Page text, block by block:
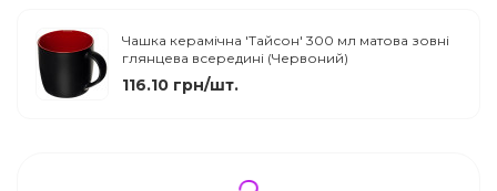
Чашка керамічна 'Тайсон' 300 мл матова зовні
глянцева всередині (Червоний)
116.10 грн/шт.